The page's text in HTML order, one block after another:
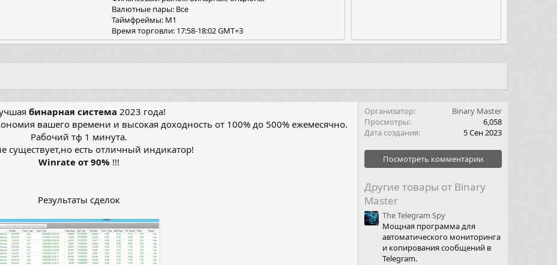
Валютные пары: Все
Таймфреймы: M1
Время торговли: 17:58-18:02 GMT+3
бинарная система 2023 года!
вашего времени и высокая доходность от 100% до 500% ежемесячно.
Рабочий тф 1 минута.
существует,но есть отличный индикатор!
Winrate от 90% !!!
Результаты сделок
Организатор
Binary Master
Просмотры
6,058
Дата создания
5 Сен 2023
Посмотреть комментарии
Другие товары от Binary
Master
The Telegram Spy
Мощная программа для
автоматического мониторинга
и копирования сообщений в
Telegram.